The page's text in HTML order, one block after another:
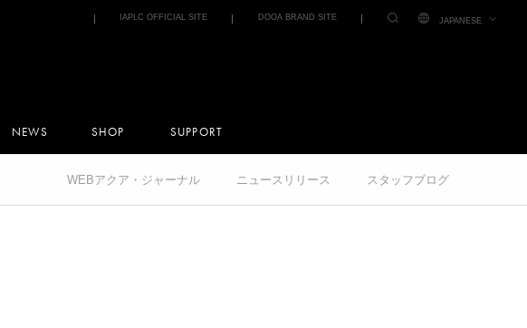
IAPLC OFFICIAL SITE DOOA BRAND SITE JAPANESE
NEWS SHOP SUPPORT
WEBアクア・ジャーナル ニュースリリース スタッフブログ